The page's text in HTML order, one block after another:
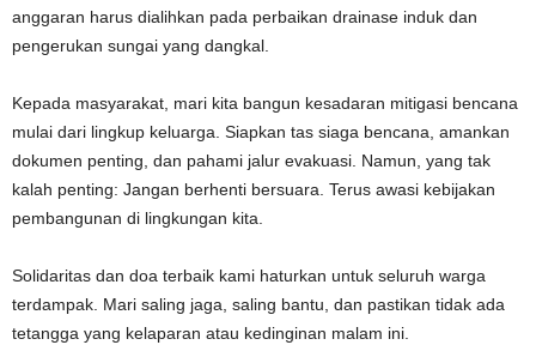
anggaran harus dialihkan pada perbaikan drainase induk dan
pengerukan sungai yang dangkal.
Kepada masyarakat, mari kita bangun kesadaran mitigasi bencana
mulai dari lingkup keluarga. Siapkan tas siaga bencana, amankan
dokumen penting, dan pahami jalur evakuasi. Namun, yang tak
kalah penting: Jangan berhenti bersuara. Terus awasi kebijakan
pembangunan di lingkungan kita.
Solidaritas dan doa terbaik kami haturkan untuk seluruh warga
terdampak. Mari saling jaga, saling bantu, dan pastikan tidak ada
tetangga yang kelaparan atau kedinginan malam ini.